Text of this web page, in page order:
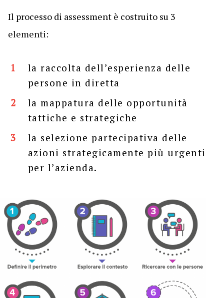
Il processo di assessment è costruito su 3
elementi:
la raccolta dell’esperienza delle
persone in diretta
la mappatura delle opportunità
tattiche e strategiche
la selezione partecipativa delle
azioni strategicamente più urgenti
per l’azienda.